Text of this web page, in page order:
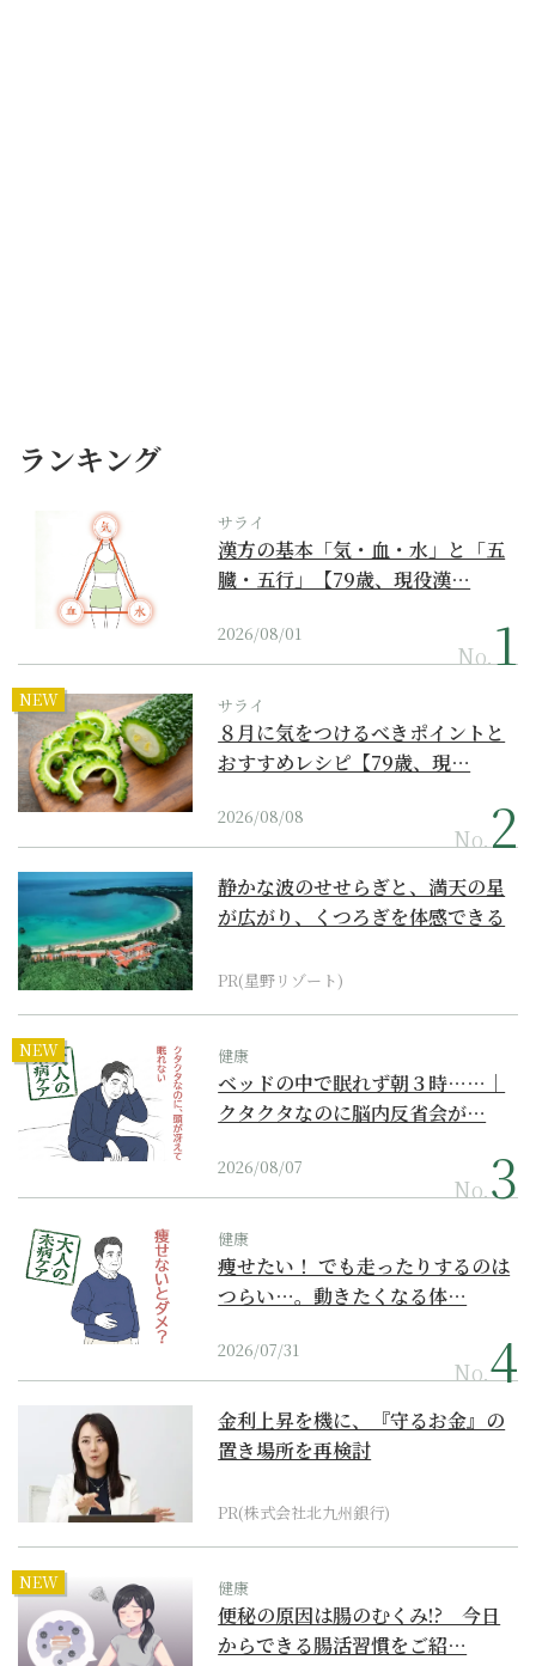
ランキング
サライ
漢方の基本「気・血・水」と「五
臓・五行」【79歳、現役漢…
2026/08/01
No.
NEW サライ
８月に気をつけるべきポイントと
おすすめレシピ【79歳、現…
2026/08/08
No.
静かな波のせせらぎと、満天の星
が広がり、くつろぎを体感できる
PR(星野リゾート)
NEW 健康
ベッドの中で眠れず朝３時……｜
クタクタなのに脳内反省会が…
2026/08/07
No.
健康
痩せたい！ でも走ったりするのは
つらい…。動きたくなる体…
2026/07/31
No.
金利上昇を機に、『守るお金』の
置き場所を再検討
PR(株式会社北九州銀行)
NEW 健康
便秘の原因は腸のむくみ!? 今日
からできる腸活習慣をご紹…